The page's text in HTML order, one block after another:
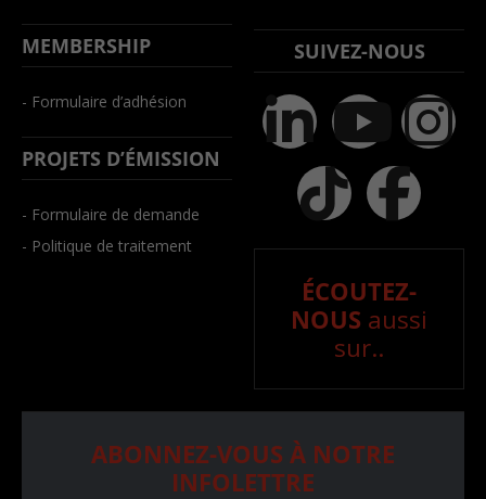
MEMBERSHIP
- Formulaire d’adhésion
PROJETS D’ÉMISSION
- Formulaire de demande
- Politique de traitement
SUIVEZ-NOUS
ÉCOUTEZ-
NOUS aussi
sur..
ABONNEZ-VOUS À NOTRE
INFOLETTRE